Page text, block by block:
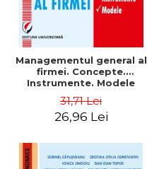
Managementul general al
firmei. Concepte.
Instrumente. Modele
31,71 Lei
26,96 Lei